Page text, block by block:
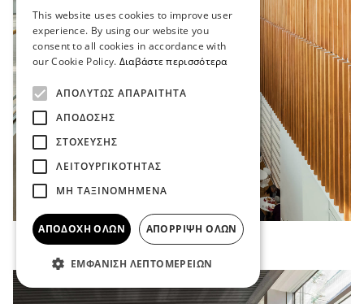
This website uses cookies to improve user
experience. By using our website you
consent to all cookies in accordance with
our Cookie Policy. Διαβάστε περισσότερα
ΑΠΟΛΎΤΩΣ ΑΠΑΡΑΊΤΗΤΑ
ΑΠΌΔΟΣΗΣ
ΣΤΌΧΕΥΣΗΣ
ΛΕΙΤΟΥΡΓΙΚΌΤΗΤΑΣ
ΜΗ ΤΑΞΙΝΟΜΗΜΈΝΑ
ΑΠΟΔΟΧΉ ΌΛΩΝ ΑΠΌΡΡΙΨΗ ΌΛΩΝ
ΕΜΦΆΝΙΣΗ ΛΕΠΤΟΜΕΡΕΙΏΝ